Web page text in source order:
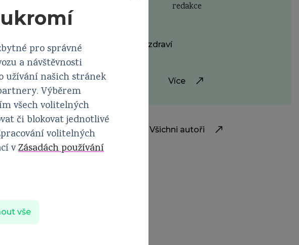
expertů
M. Albright
redakce
Ženské zdraví
Více
Všichni autoři
pro správné
a návštěvnosti
užívání našich stránek
Výběrem
všech volitelných
či blokovat jednotlivé
volitelných
vZásadách používání
vše